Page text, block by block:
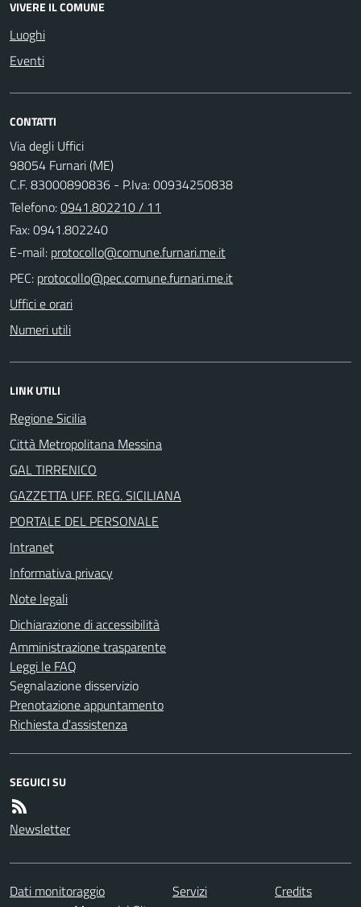
VIVERE IL COMUNE
Luoghi
Eventi
CONTATTI
Via degli Uffici
98054 Furnari (ME)
C.F. 83000890836 - P.Iva: 00934250838
Telefono:0941.802210 / 11
Fax: 0941.802240
E-mail:
PEC:
Uffici e orari
Numeri utili
LINK UTILI
Regione Sicilia
Città Metropolitana Messina
GAL TIRRENICO
GAZZETTA UFF. REG. SICILIANA
PORTALE DEL PERSONALE
Intranet
Informativa privacy
Note legali
Dichiarazione di accessibilità
Amministrazione trasparente
Leggi le FAQ
Segnalazione disservizio
Prenotazione appuntamento
Richiesta d'assistenza
SEGUICI SU
Newsletter
Dati monitoraggio Servizi
Credits